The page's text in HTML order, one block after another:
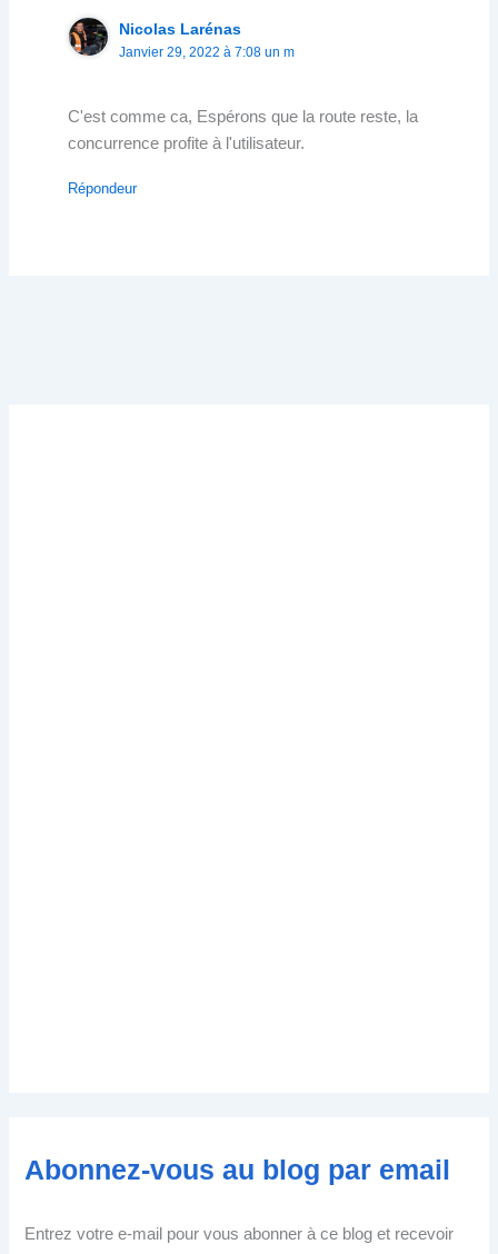
Nicolas Larénas
Janvier 29, 2022 à 7:08 un m
C'est comme ca, Espérons que la route reste, la
concurrence profite à l'utilisateur.
Répondeur
Abonnez-vous au blog par email
Entrez votre e-mail pour vous abonner à ce blog et recevoir